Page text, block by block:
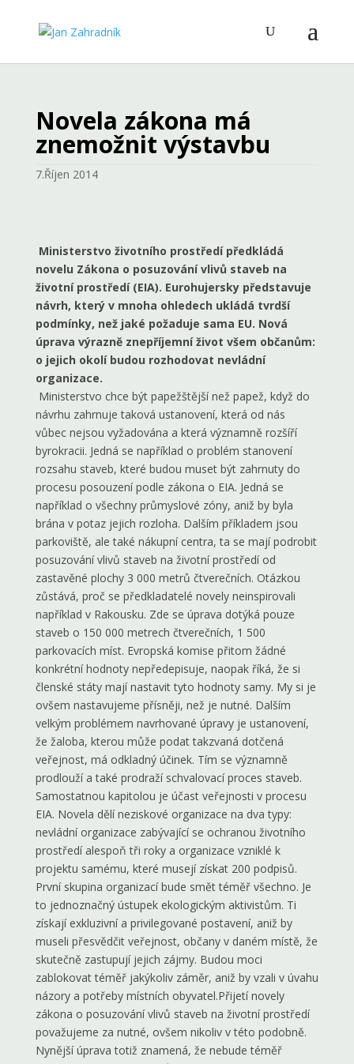
Novela zákona má
znemožnit výstavbu
7.Říjen 2014
Ministerstvo životního prostředí předkládá
novelu Zákona o posuzování vlivů staveb na
životní prostředí (EIA). Eurohujersky představuje
návrh, který v mnoha ohledech ukládá tvrdší
podmínky, než jaké požaduje sama EU. Nová
úprava výrazně znepříjemní život všem občanům:
o jejich okolí budou rozhodovat nevládní
organizace.
Ministerstvo chce být papežštější než papež, když do
návrhu zahrnuje taková ustanovení, která od nás
vůbec nejsou vyžadována a která významně rozšíří
byrokracii. Jedná se například o problém stanovení
rozsahu staveb, které budou muset být zahrnuty do
procesu posouzení podle zákona o EIA. Jedná se
například o všechny průmyslové zóny, aniž by byla
brána v potaz jejich rozloha. Dalším příkladem jsou
parkoviště, ale také nákupní centra, ta se mají podrobit
posuzování vlivů staveb na životní prostředí od
zastavěné plochy 3 000 metrů čtverečních. Otázkou
zůstává, proč se předkladatelé novely neinspirovali
například v Rakousku. Zde se úprava dotýká pouze
staveb o 150 000 metrech čtverečních, 1 500
parkovacích míst. Evropská komise přitom žádné
konkrétní hodnoty nepředepisuje, naopak říká, že si
členské státy mají nastavit tyto hodnoty samy. My si je
ovšem nastavujeme přísněji, než je nutné. Dalším
velkým problémem navrhované úpravy je ustanovení,
že žaloba, kterou může podat takzvaná dotčená
veřejnost, má odkladný účinek. Tím se významně
prodlouží a také prodraží schvalovací proces staveb.
Samostatnou kapitolou je účast veřejnosti v procesu
EIA. Novela dělí neziskové organizace na dva typy:
nevládní organizace zabývající se ochranou životního
prostředí alespoň tři roky a organizace vzniklé k
projektu samému, které musejí získat 200 podpisů.
První skupina organizací bude smět téměř všechno. Je
to jednoznačný ústupek ekologickým aktivistům. Ti
získají exkluzivní a privilegované postavení, aniž by
museli přesvědčit veřejnost, občany v daném místě, že
skutečně zastupují jejich zájmy. Budou moci
zablokovat téměř jakýkoliv záměr, aniž by vzali v úvahu
názory a potřeby místních obyvatel.Přijetí novely
zákona o posuzování vlivů staveb na životní prostředí
považujeme za nutné, ovšem nikoliv v této podobně.
Nynější úprava totiž znamená, že nebude téměř